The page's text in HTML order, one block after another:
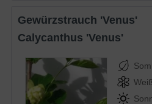
Gewürzstrauch 'Venus'
Calycanthus 'Venus'